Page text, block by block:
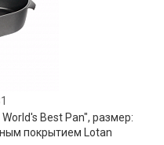
Best Pan", размер:
покрытием Lotan